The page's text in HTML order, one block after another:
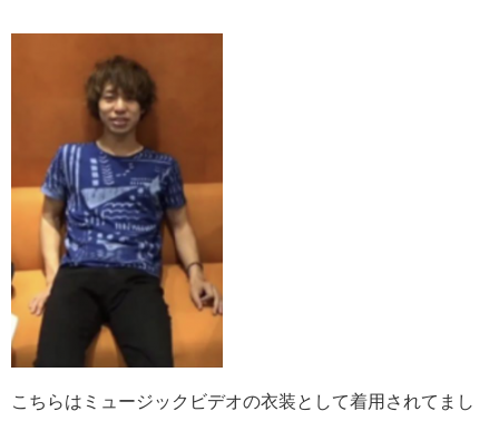
こちらはミュージックビデオの衣装として着用されてまし